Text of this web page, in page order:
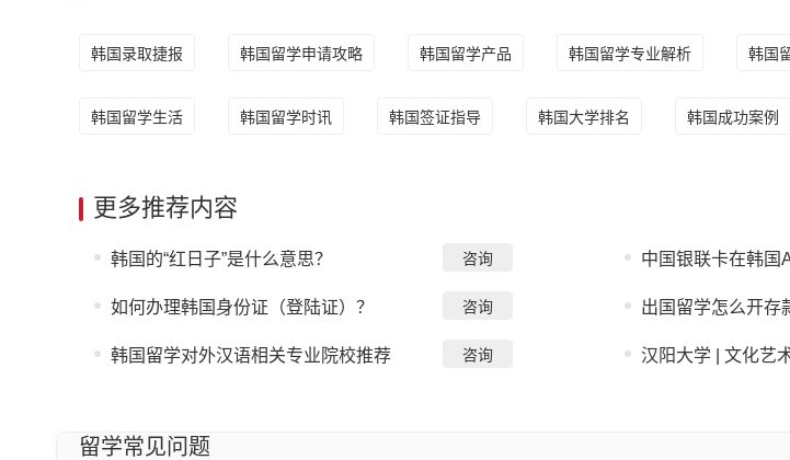
韩国录取捷报 韩国留学申请攻略 韩国留学产品 韩国留学专业解析 韩国
韩国留学生活 韩国留学时讯 韩国签证指导 韩国大学排名 韩国成功案例
更多推荐内容
韩国的“红日子”是什么意思？ 咨询 中国银联卡在韩国
如何办理韩国身份证（登陆证）？ 咨询 出国留学怎么开存
韩国留学对外汉语相关专业院校推荐 咨询 汉阳大学 | 文化艺
留学常见问题